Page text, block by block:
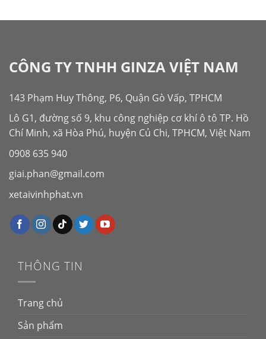
CÔNG TY TNHH GINZA VIỆT NAM
143 Phạm Huy Thông, P6, Quận Gò Vấp, TPHCM
Lô G1, đường số 9, khu công nghiệp cơ khí ô tô TP. Hồ
Chí Minh, xã Hòa Phú, huyện Củ Chi, TPHCM, Việt Nam
0908 635 940
giai.phan@gmail.com
xetaivinhphat.vn
THÔNG TIN
Trang chủ
Sản phẩm